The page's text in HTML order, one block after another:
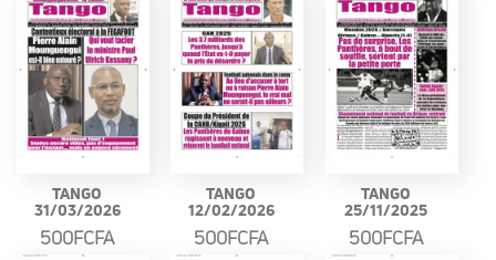
TANGO
31/03/2026
500FCFA
TANGO
12/02/2026
500FCFA
TANGO
25/11/2025
500FCFA